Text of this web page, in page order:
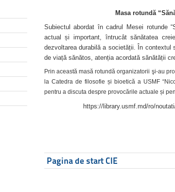
Masa rotundă
Subiectul abordat în cadrul Mesei rotunde
actual și important, întrucât sănătatea
dezvoltarea durabilă a societății. În contextul
de viață sănătos, atenția acordată sănătății
Prin această masă rotundă organizatorii şi-au
la Catedra de filosofie și bioetică a USMF
pentru a discuta despre provocările actuale și
https://library.usmf.md/ro/
Pagina de start CIE